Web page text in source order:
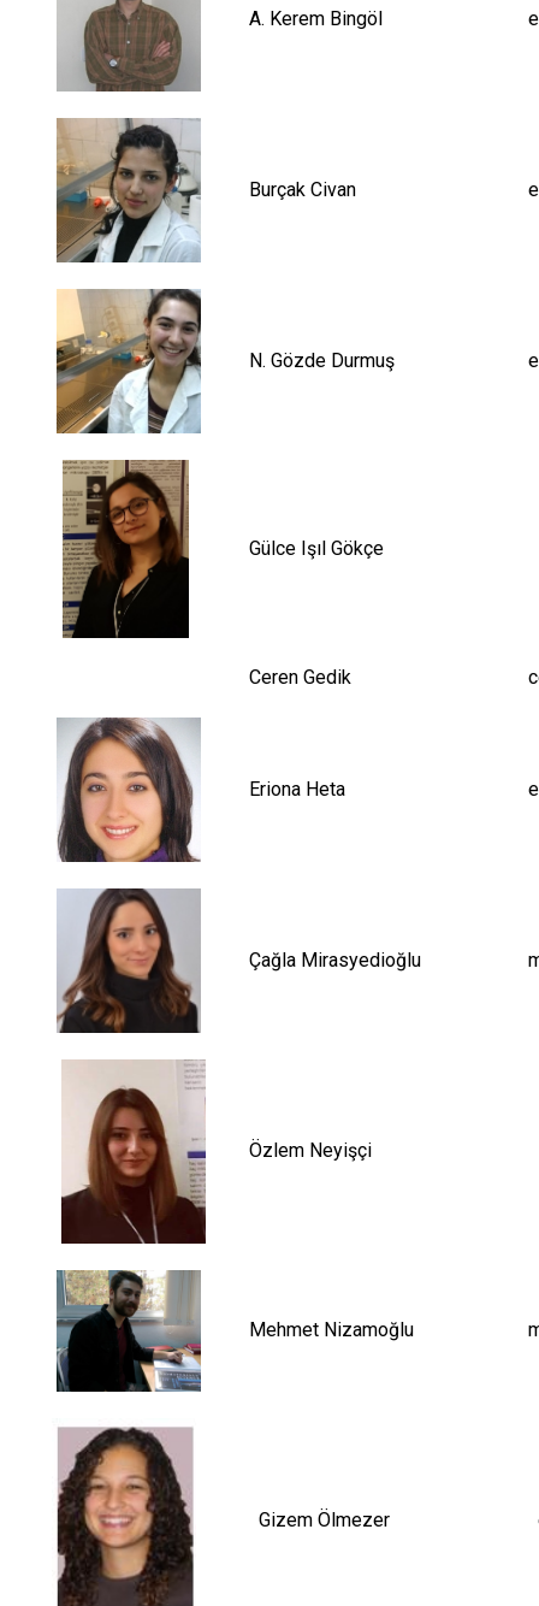
A. Kerem Bingöl
Burçak Civan
N. Gözde Durmuş
Gülce Işıl Gökçe
Ceren Gedik
Eriona Heta
Çağla Mirasyedioğlu
Özlem Neyişçi
Mehmet Nizamoğlu
Gizem Ölmezer